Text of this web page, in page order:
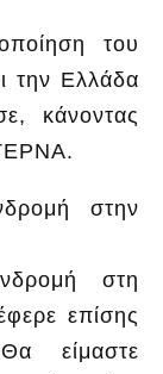
του
την Ελλάδα
κάνοντας
στην
στη
επίσης
είμαστε